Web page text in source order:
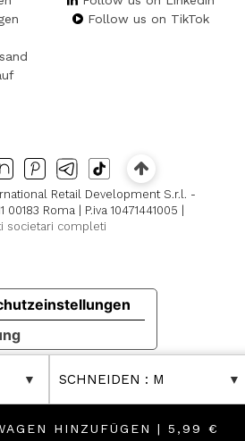
SCHNEIDEN : M
HINZUFÜGEN | 5,99 €
Follow us on TikTok
Retail Development S.r.l. -
00183 Roma | P.iva 10471441005 |
societari completi